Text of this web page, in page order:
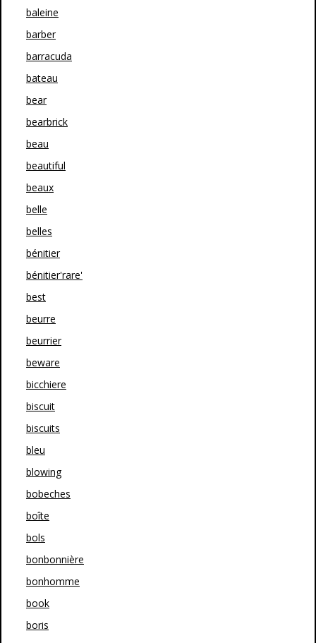
baleine
barber
barracuda
bateau
bear
bearbrick
beau
beautiful
beaux
belle
belles
bénitier
bénitier'rare'
best
beurre
beurrier
beware
bicchiere
biscuit
biscuits
bleu
blowing
bobeches
boîte
bols
bonbonnière
bonhomme
book
boris